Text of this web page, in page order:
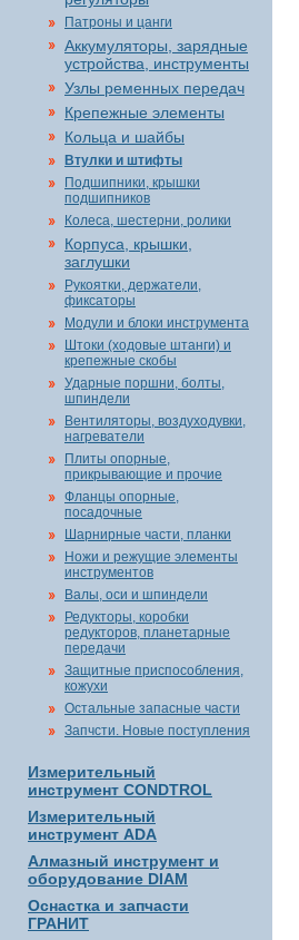
Патроны и цанги
Аккумуляторы, зарядные
устройства, инструменты
Узлы ременных передач
Крепежные элементы
Кольца и шайбы
Втулки и штифты
Подшипники, крышки
подшипников
Колеса, шестерни, ролики
Корпуса, крышки,
заглушки
Рукоятки, держатели,
фиксаторы
Модули и блоки инструмента
Штоки (ходовые штанги) и
крепежные скобы
Ударные поршни, болты,
шпиндели
Вентиляторы, воздуходувки,
нагреватели
Плиты опорные,
прикрывающие и прочие
Фланцы опорные,
посадочные
Шарнирные части, планки
Ножи и режущие элементы
инструментов
Валы, оси и шпиндели
Редукторы, коробки
редукторов, планетарные
передачи
Защитные приспособления,
кожухи
Остальные запасные части
Запчсти. Новые поступления
Измерительный
инструмент CONDTROL
Измерительный
инструмент ADA
Алмазный инструмент и
оборудование DIAM
Оснастка и запчасти
ГРАНИТ